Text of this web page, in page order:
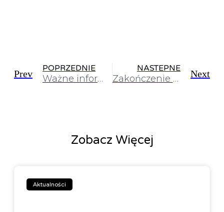
Prev POPRZEDNIE
Ważne informacje organizacyjne- egzaminy, odbiór zaświadczeń
NASTEPNE
Zakończenie projektu UMIEM PŁYWAĆ Next
Zobacz Więcej
Aktualności